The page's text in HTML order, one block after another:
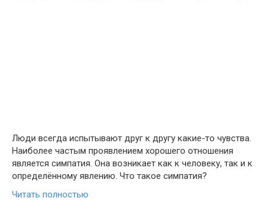
Люди всегда испытывают друг к другу какие-то чувства.
Наиболее частым проявлением хорошего отношения
является симпатия. Она возникает как к человеку, так и к
определённому явлению. Что такое симпатия?
Читать полностью